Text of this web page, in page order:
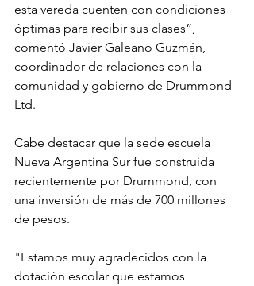
esta vereda cuenten con condiciones
óptimas para recibir sus clases”,
comentó Javier Galeano Guzmán,
coordinador de relaciones con la
comunidad y gobierno de Drummond
Ltd.
Cabe destacar que la sede escuela
Nueva Argentina Sur fue construida
recientemente por Drummond, con
una inversión de más de 700 millones
de pesos.
"Estamos muy agradecidos con la
dotación escolar que estamos